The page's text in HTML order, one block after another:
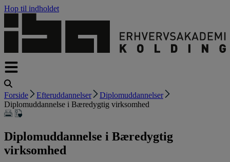
Hop til indholdet
Forside Efteruddannelser
Diplomuddannelser
Diplomuddannelse i Bæredygtig virksomhed
Diplomuddannelse i Bæredygtig
virksomhed